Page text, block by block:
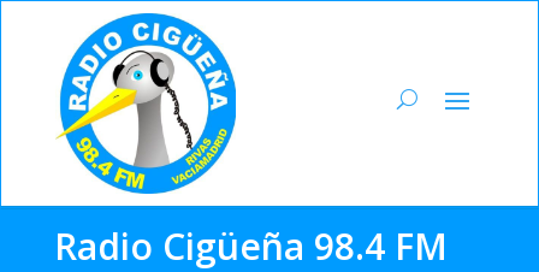
Radio Cigüeña 98.4 FM